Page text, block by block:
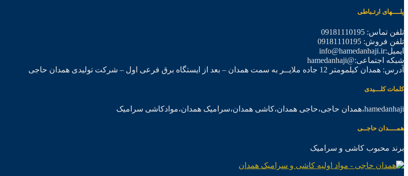
پلــــهای ارتـباطی
تلفن تماس: 09181110195
تلفن فروش: 09181110195
ایمیل:info@hamedanhaji.ir
شبکه اجتماعی:@hamedanhaji
آدرس: همدان کیلمومتر 12 جاده ملایــر به سمت همدان – بعد از ایستگاه برق فرعی اول – شرکت تولیدی همدان حاجی
کلمات کلـــیدی
hamedanhaji،همدان حاجی،حاجی همدان،کاشی همدان،سرامیک همدان،موادکاشی سرامیک
همــــدان حاجــی
برند محبوب کاشی و سرامیک